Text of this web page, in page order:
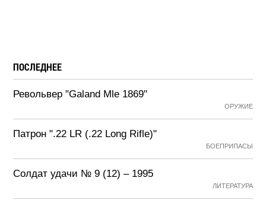
ПОСЛЕДНЕЕ
Револьвер "Galand Mle 1869"
ОРУЖИЕ
Патрон ".22 LR (.22 Long Rifle)"
БОЕПРИПАСЫ
Солдат удачи № 9 (12) – 1995
ЛИТЕРАТУРА